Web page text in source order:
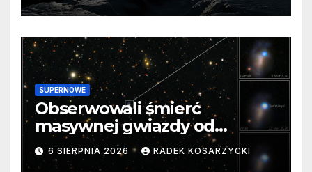
SUPERNOWE
Obserwowali śmierć
masywnej gwiazdy od
samego początku. Niezwykle
cenne dane
6 SIERPNIA 2026 RADEK KOSARZYCKI